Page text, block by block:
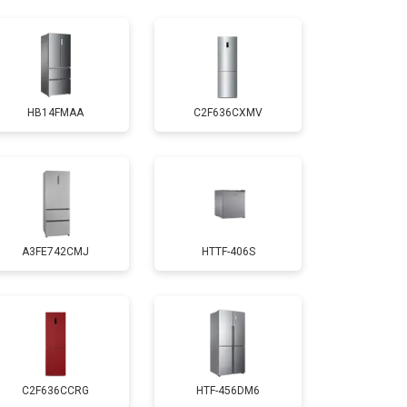
1700 ₽ Заказать
2550 ₽ Заказать
Заказать
4750 ₽ Заказать
3650 ₽
2550 ₽
HB14FMAA C2F636CXMV
A3FE742CMJ HTTF-406S
C2F636CCRG HTF-456DM6